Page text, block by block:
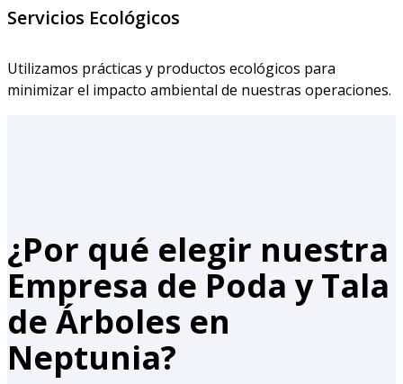
Servicios Ecológicos
Utilizamos prácticas y productos ecológicos para
minimizar el impacto ambiental de nuestras operaciones.
¿Por qué elegir nuestra
Empresa de Poda y Tala
de Árboles en
Neptunia?